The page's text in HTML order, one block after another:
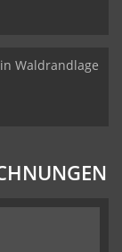
Waldrandlage